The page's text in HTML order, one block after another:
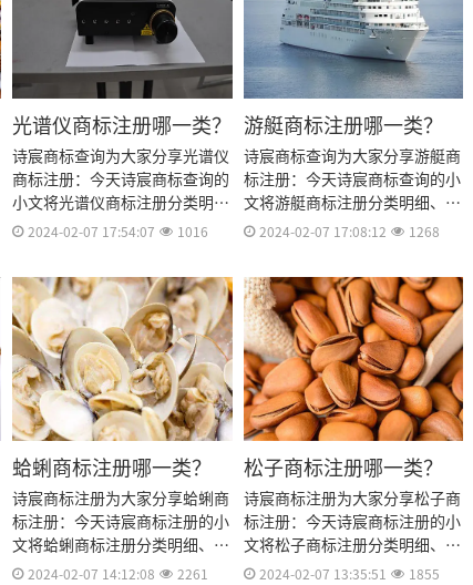
光谱仪商标注册哪一类？
诗宸商标查询为大家分享光谱仪
商标注册：今天诗宸商标查询的
小文将光谱仪商标注册分类明
细、商标注册流程及费用、商标
来。
2024-02-07 17:54:07 1016
游艇商标注册哪一类？
诗宸商标查询为大家分享游艇商
标注册：今天诗宸商标查询的小
文将游艇商标注册分类明细、商
标注册流程及费用、商标注册多
2024-02-07 17:08:12 1268
蛤蜊商标注册哪一类？
诗宸商标注册为大家分享蛤蜊商
标注册：今天诗宸商标注册的小
文将蛤蜊商标注册分类明细、商
标注册流程及费用、商标注册多
2024-02-07 14:12:08 2261
松子商标注册哪一类？
诗宸商标注册为大家分享松子商
标注册：今天诗宸商标注册的小
文将松子商标注册分类明细、商
标注册流程及费用、商标注册多
2024-02-07 13:35:51 1855